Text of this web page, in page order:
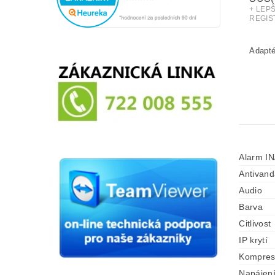
+
Alarm
Audio
Barva
Citlivost
IP krytí
Napájení